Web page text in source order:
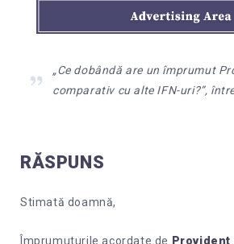
„Ce dobândă are un împrumut
comparativ cu alte IFN-uri?”,
RĂSPUNS
Stimată doamnă,
Împrumuturile acordate de Provident